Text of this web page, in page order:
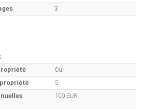
3
Oui
5
100 EUR